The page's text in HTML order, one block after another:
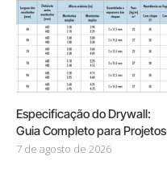
Especificação do Drywall:
Guia Completo para Projetos
7 de agosto de 2026